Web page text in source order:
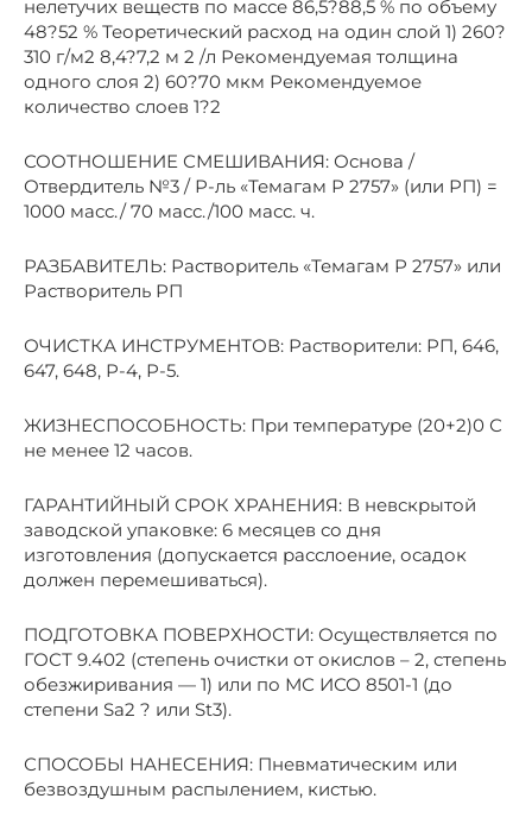
нелетучих веществ по массе 86,5?88,5 % по объему
48?52 % Теоретический расход на один слой 1) 260?
310 г/м2 8,4?7,2 м 2 /л Рекомендуемая толщина
одного слоя 2) 60?70 мкм Рекомендуемое
количество слоев 1?2
СООТНОШЕНИЕ СМЕШИВАНИЯ: Основа /
Отвердитель №3 / Р-ль «Темагам Р 2757» (или РП) =
1000 масс./ 70 масс./100 масс. ч.
РАЗБАВИТЕЛЬ: Растворитель «Темагам Р 2757» или
Растворитель РП
ОЧИСТКА ИНСТРУМЕНТОВ: Растворители: РП, 646,
647, 648, Р-4, Р-5.
ЖИЗНЕСПОСОБНОСТЬ: При температуре (20+2)0 С
не менее 12 часов.
ГАРАНТИЙНЫЙ СРОК ХРАНЕНИЯ: В невскрытой
заводской упаковке: 6 месяцев со дня
изготовления (допускается расслоение, осадок
должен перемешиваться).
ПОДГОТОВКА ПОВЕРХНОСТИ: Осуществляется по
ГОСТ 9.402 (степень очистки от окислов – 2, степень
обезжиривания — 1) или по МС ИСО 8501-1 (до
степени Sa2 ? или St3).
СПОСОБЫ НАНЕСЕНИЯ: Пневматическим или
безвоздушным распылением, кистью.